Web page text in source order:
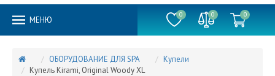
MEНЮ
0 0 0
ОБОРУДОВАНИЕ ДЛЯ SPA
Купели
Купель Kirami, Original Woody XL